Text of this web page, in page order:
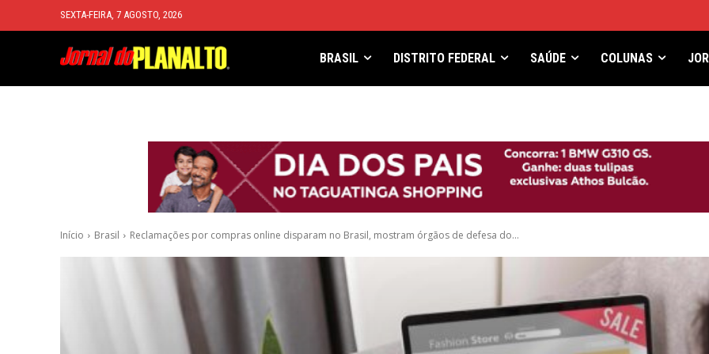
SEXTA-FEIRA, 7 AGOSTO, 2026
BRASIL DISTRITO FEDERAL SAÚDE COLUNAS
Início Brasil Reclamações por compras online disparam no Brasil, mostram órgãos de defesa do...